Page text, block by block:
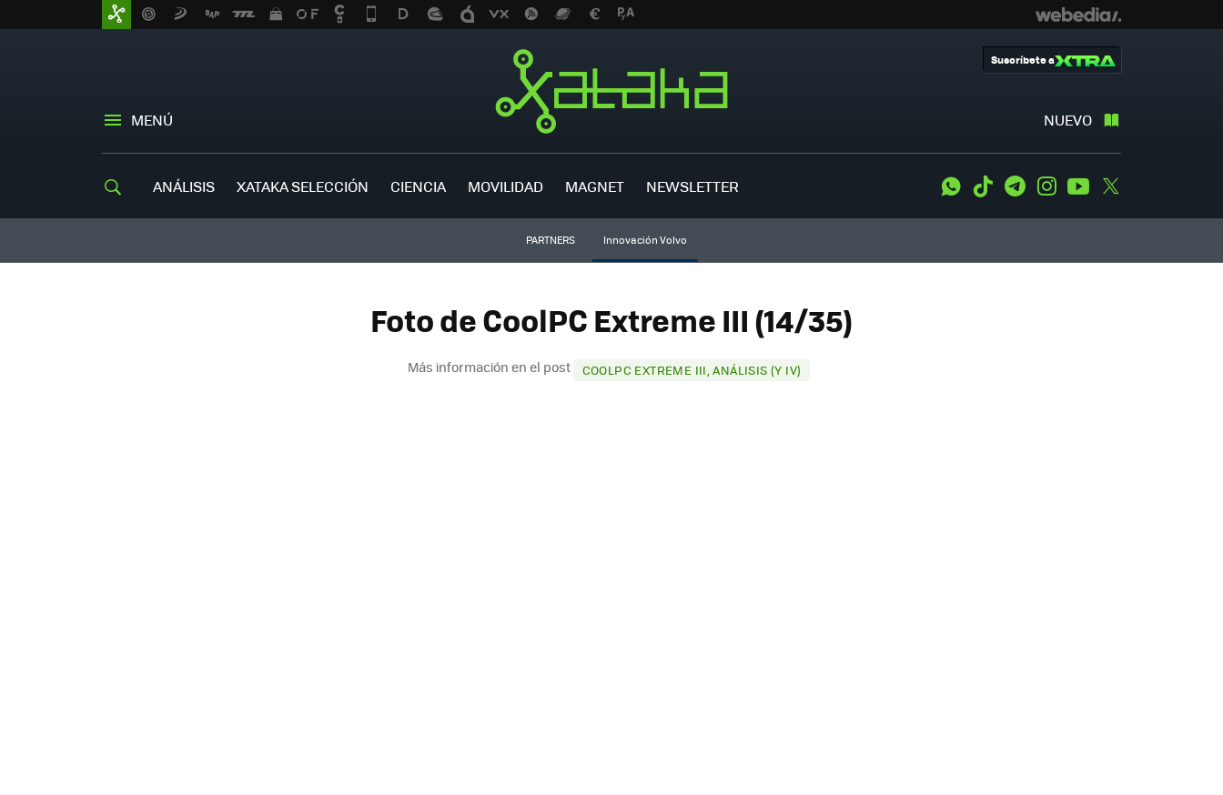
MENÚ NUEVO
Suscríbete a
ANÁLISIS XATAKA SELECCIÓN CIENCIA MOVILIDAD MAGNET NEWSLETTER WhatsApp
Tiktok TelegramInstagramYoutube
PARTNERS Innovación Volvo
Foto de CoolPC Extreme III (14/35)
Más información en el post COOLPC EXTREME III, ANÁLISIS (Y IV)